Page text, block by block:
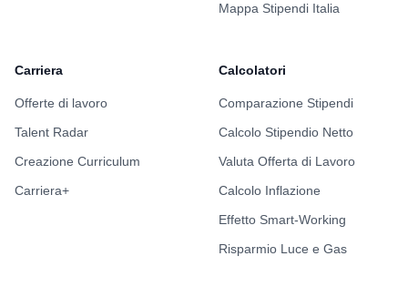
Mappa Stipendi Italia
Carriera
Offerte di lavoro
Talent Radar
Creazione Curriculum
Carriera+
Calcolatori
Comparazione Stipendi
Calcolo Stipendio Netto
Valuta Offerta di Lavoro
Calcolo Inflazione
Effetto Smart-Working
Risparmio Luce e Gas